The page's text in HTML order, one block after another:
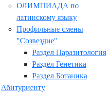
ОЛИМПИАДА по
латинскому языку
Профильные смены
"Созвездие"
Раздел Паразитология
Раздел Генетика
Раздел Ботаника
Абитуриенту